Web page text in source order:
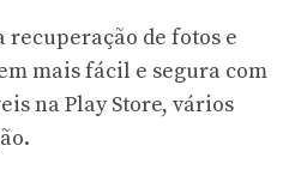
recuperação de fotos e
mais fácil e segura com
na Play Store, vários